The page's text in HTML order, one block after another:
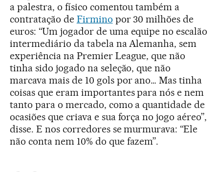
a palestra, o físico comentou também a
contratação de Firmino por 30 milhões de
euros: “Um jogador de uma equipe no escalão
intermediário da tabela na Alemanha, sem
experiência na Premier League, que não
tinha sido jogado na seleção, que não
marcava mais de 10 gols por ano… Mas tinha
coisas que eram importantes para nós e nem
tanto para o mercado, como a quantidade de
ocasiões que criava e sua força no jogo aéreo”,
disse. E nos corredores se murmurava: “Ele
não conta nem 10% do que fazem”.